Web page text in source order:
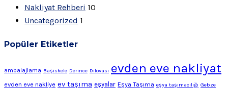
Nakliyat Rehberi 10
Uncategorized 1
Popüler Etiketler
ambalajlama Başiskele Derince Dilovası evden eve nakliyat
evden eve nakliye ev taşıma eşyalar Eşya Taşıma eşya taşımacılığı Gebze